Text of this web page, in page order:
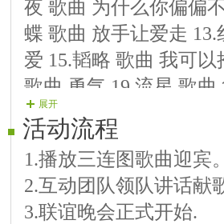
夜 歌曲 为什么你偏偏
蝶 歌曲 放手让爱走
爱 15.韬略 歌曲 我可
歌曲 勇气 19.流星 歌
21.银杉 歌曲 摇太阳
家乡 24.王子 歌曲 幸
曲 套马杆 27.老头 歌
展开
活动流程
1.播放三连图歌曲迎宾。
2.互动团队领队讲话献
3.联谊晚会正式开始.